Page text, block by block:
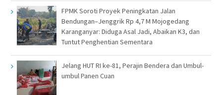
FPMK Soroti Proyek Peningkatan Jalan
Bendungan–Jenggrik Rp 4,7 M Mojogedang
Karanganyar: Diduga Asal Jadi, Abaikan K3, dan
Tuntut Penghentian Sementara
Jelang HUT RI ke-81, Perajin Bendera dan Umbul-
umbul Panen Cuan